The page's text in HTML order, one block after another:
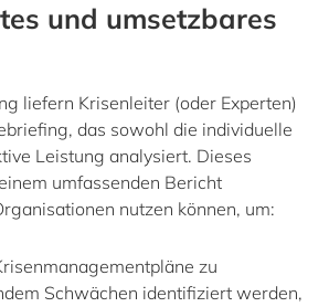
und umsetzbares
liefern Krisenleiter (oder Experten)
das sowohl die individuelle
Leistung analysiert. Dieses
umfassenden Bericht
nutzen können, um:
zu
Schwächen identifiziert werden,